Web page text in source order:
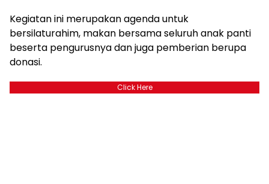
Kegiatan ini merupakan agenda untuk
bersilaturahim, makan bersama seluruh anak panti
beserta pengurusnya dan juga pemberian berupa
donasi.
Click Here